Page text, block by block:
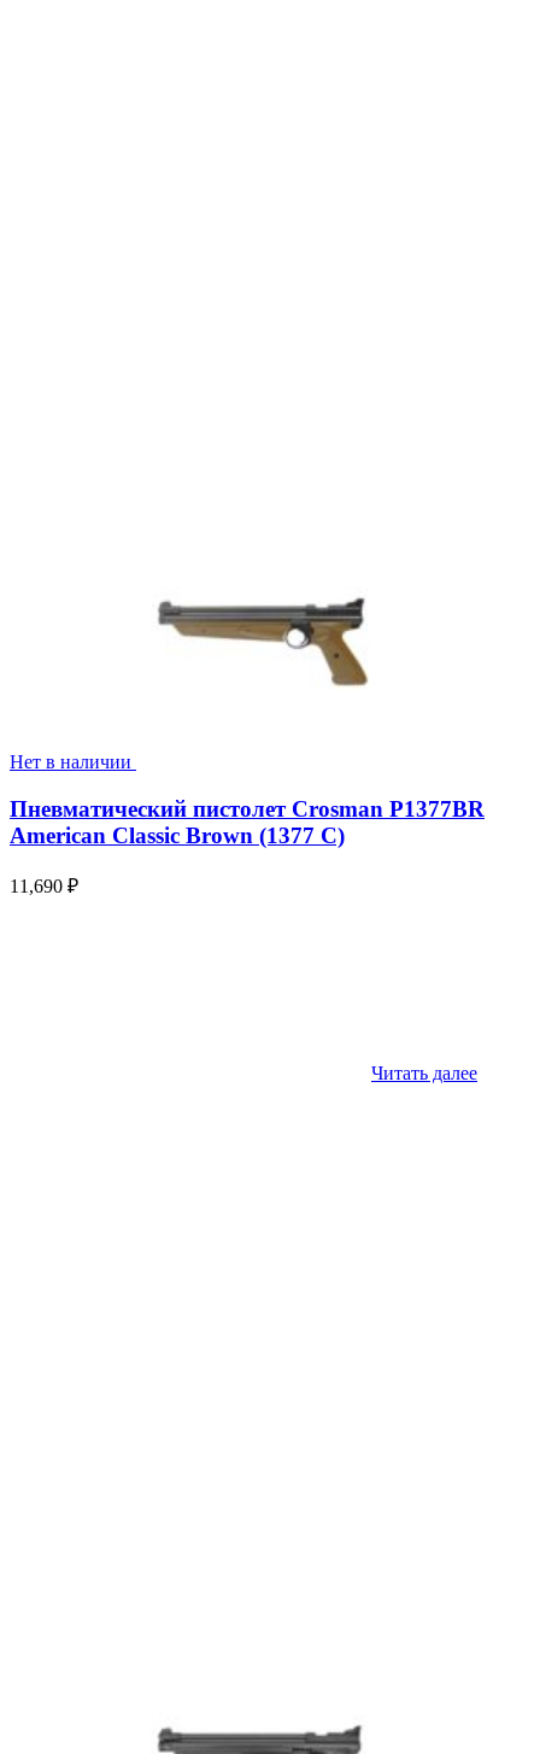
Нет в наличии
Пневматический пистолет Crosman P1377BR
American Classic Brown (1377 C)
11,690 ₽
Читать далее